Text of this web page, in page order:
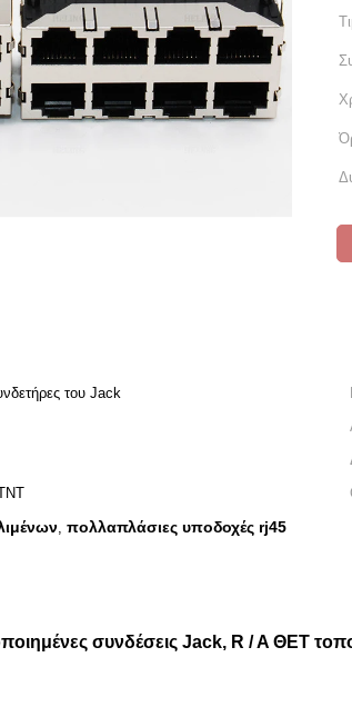
του Jack
, πολλαπλάσιες υποδοχές rj45
συνδέσεις Jack, R / A ΘΕΤ